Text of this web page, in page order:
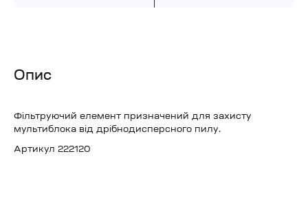
Опис
Фільтруючий елемент призначений для захисту
мультиблока від дрібнодисперсного пилу.
Артикул 222120